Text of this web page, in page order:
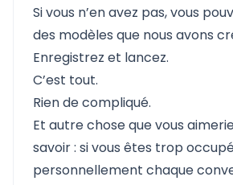
Si vous n’en avez pas, vous
des modèles que nous avons
Enregistrez et lancez.
C’est tout.
Rien de compliqué.
Et autre chose que vous
savoir : si vous êtes trop
personnellement chaque